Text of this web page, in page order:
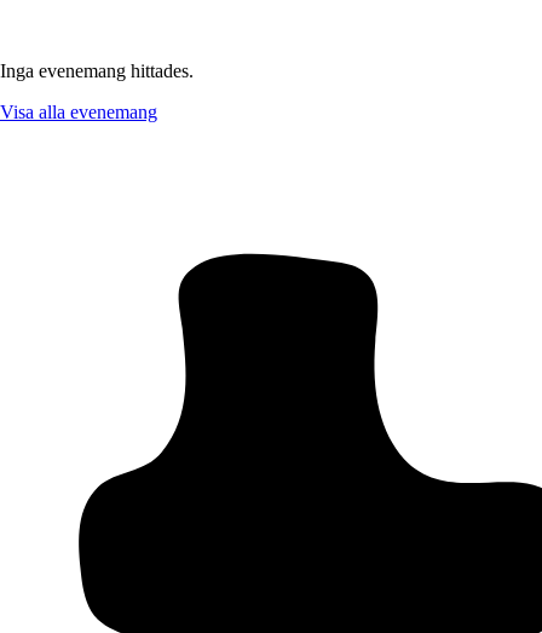
Inga evenemang hittades.
Visa alla evenemang